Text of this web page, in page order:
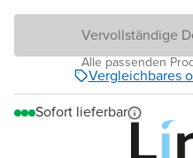
Vervollständige
Alle passenden
Vergleichbares
Sofort lieferbar